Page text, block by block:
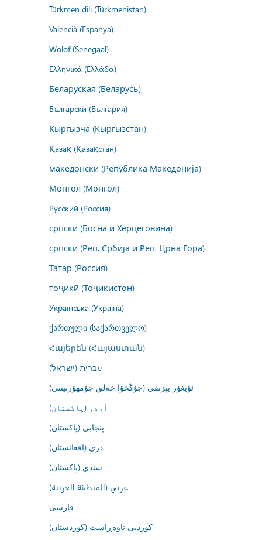
Türkmen dili (Türkmenistan)
Valencià (Espanya)
Wolof (Senegaal)
Ελληνικά (Ελλάδα)
Беларуская (Беларусь)
Български (България)
Кыргызча (Кыргызстан)
Қазақ (Қазақстан)
македонски (Република Македонија)
Монгол (Монгол)
Русский (Россия)
српски (Босна и Херцеговина)
српски (Реп. Србија и Реп. Црна Гора)
Татар (Россия)
тоҷикӣ (Тоҷикистон)
Українська (Україна)
ქართული (საქართველო)
Հայերեն (Հայաստան)
עברית (ישראל)
ئۇيغۇر يېزىقى (جۇڭخۇا خەلق جۇمھۇرىيىتى)
اُردو (پاکستان)
پنجابی (پاکستان)
درى (افغانستان)
سنڌي (پاکستان)
عربي (المنطقة العربية)
فارسى
کوردیی ناوەڕاست (کوردستان)